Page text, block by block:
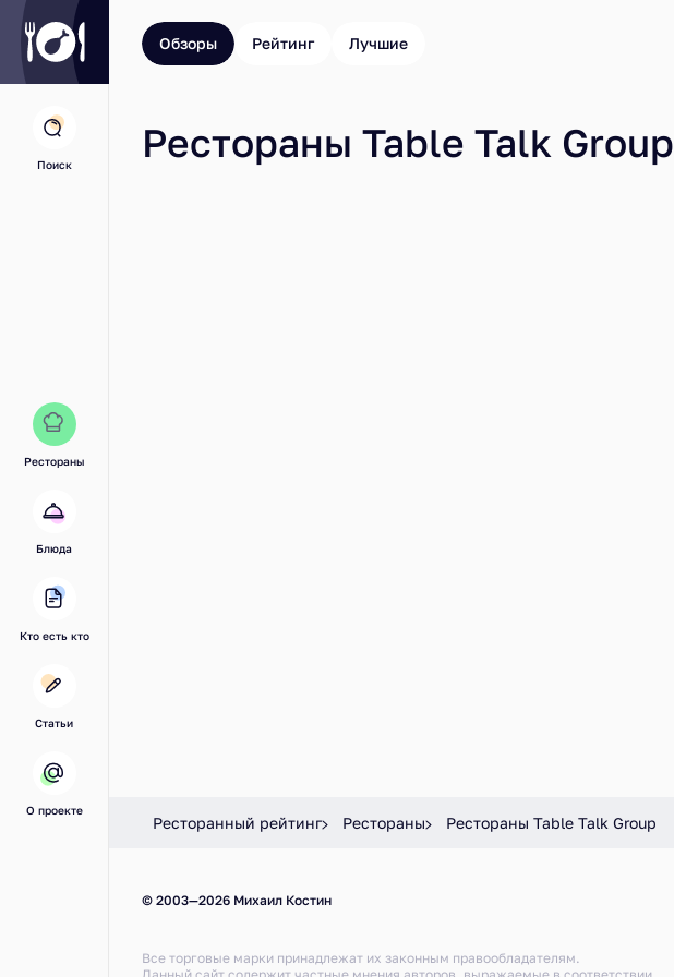
Поиск
Рестораны
Блюда
Кто есть кто
Статьи
О проекте
Обзоры Рейтинг Лучшие
Рестораны Table Talk Group
Ресторанный рейтинг Рестораны Рестораны Table Talk Group
© 2003—2026 Михаил Костин
Все торговые марки принадлежат их законным правообладателям.